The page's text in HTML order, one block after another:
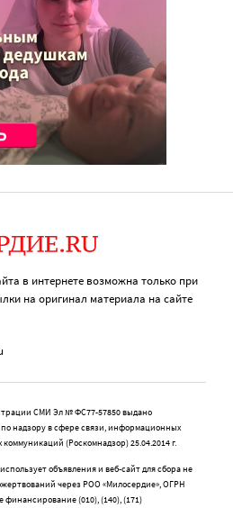
в интернете возможна только при
на оригинал материала на сайте
СМИ Эл № ФС77-57850 выдано
надзору в сфере связи, информационных
коммуникаций (Роскомнадзор) 25.04.2014 г.
объявления и веб-сайт для сбора не
через РОО «Милосердие», ОГРН
финансирование (010), (140), (171)